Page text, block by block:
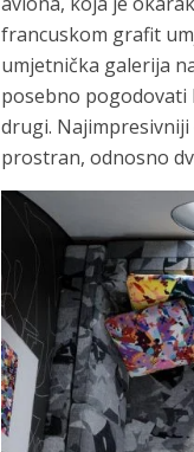
francuskom grafit
umjetnička galerija
posebno pogodovati
drugi.
prostran, odnosno